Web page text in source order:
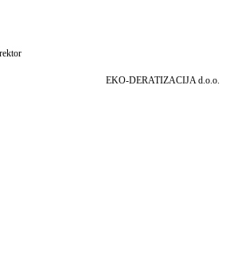
Presnec, direktor
EKO-DERATIZACIJA d.o.o.